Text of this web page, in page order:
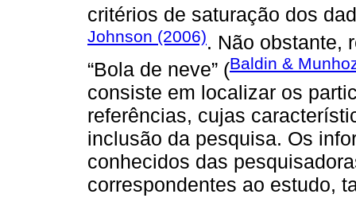
critérios de saturação dos
Johnson (2006). Não obstante,
“Bola de neve” (Baldin &
consiste em localizar os
referências, cujas
inclusão da pesquisa. Os
conhecidos das
correspondentes ao estudo,